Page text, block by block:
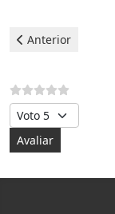
Artigo anterior:
Anterior
Avalie, por favor